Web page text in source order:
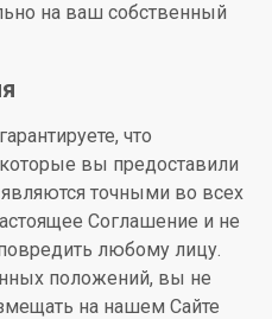
на ваш собственный
что
вы предоставили
точными во всех
Соглашение и не
любому лицу.
положений, вы не
на нашем Сайте